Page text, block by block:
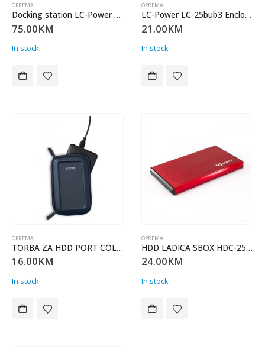
OPREMA
Docking station LC-Power LC-DOCK-U3-V HDD docking station LC-DOCK-U3-V
75.00KM
In stock
OPREMA
LC-Power LC-25bub3 Enclosure
21.00KM
In stock
OPREMA
TORBA ZA HDD PORT COLORADO SHOCK HDD CASE, PLAVI CASE ZA HDD
16.00KM
In stock
OPREMA
HDD LADICA SBOX HDC-2562 USB-3.0 Crvena
24.00KM
In stock